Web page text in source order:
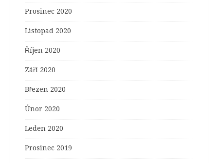
Prosinec 2020
Listopad 2020
Říjen 2020
Září 2020
Březen 2020
Únor 2020
Leden 2020
Prosinec 2019